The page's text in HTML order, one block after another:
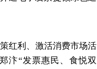
红利、激活消费市场活
汴“发票惠民、食悦双